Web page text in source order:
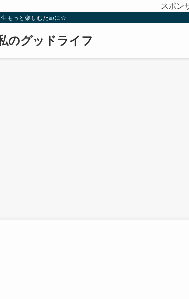
スポン
もっと楽しむために☆
のグッドライフ